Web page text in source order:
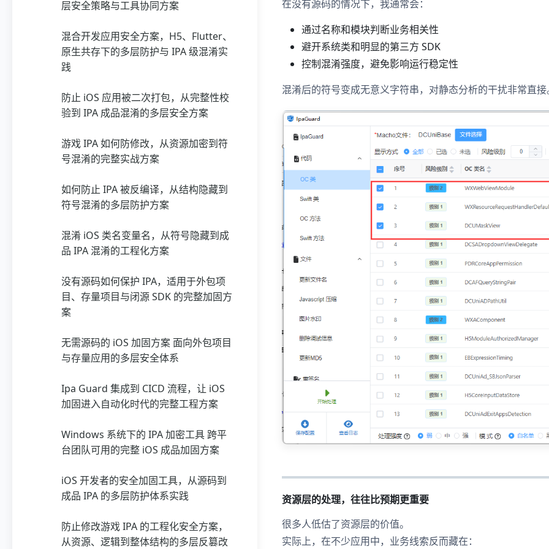
层安全策略与工具协同方案
混合开发应用安全方案，H5、Flutter、
原生共存下的多层防护与 IPA 级混淆实
践
防止 iOS 应用被二次打包，从完整性校
验到 IPA 成品混淆的多层安全方案
游戏 IPA 如何防修改，从资源加密到符
号混淆的完整实战方案
如何防止 IPA 被反编译，从结构隐藏到
符号混淆的多层防护方案
混淆 iOS 类名变量名，从符号隐藏到成
品 IPA 混淆的工程化方案
没有源码如何保护 IPA，适用于外包项
目、存量项目与闭源 SDK 的完整加固方
案
无需源码的 iOS 加固方案 面向外包项目
与存量应用的多层安全体系
Ipa Guard 集成到 CICD 流程，让 iOS
加固进入自动化时代的完整工程方案
Windows 系统下的 IPA 加密工具 跨平
台团队可用的完整 iOS 成品加固方案
iOS 开发者的安全加固工具，从源码到
成品 IPA 的多层防护体系实践
防止修改游戏 IPA 的工程化安全方案，
从资源、逻辑到整体结构的多层反篡改
在没有源码的情况下，我通常会：
通过名称和模块判断业务相关性
避开系统类和明显的第三方 SDK
控制混淆强度，避免影响运行稳定性
混淆后的符号变成无意义字符串，对静态分析的干扰非常直接
资源层的处理，往往比预期更重要
很多人低估了资源层的价值。
实际上，在不少应用中，业务线索反而藏在：